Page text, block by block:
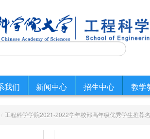
我们 新闻中心 招生中心 教学
/ 工程科学学院2021-2022学年校部高年级优秀学生推荐